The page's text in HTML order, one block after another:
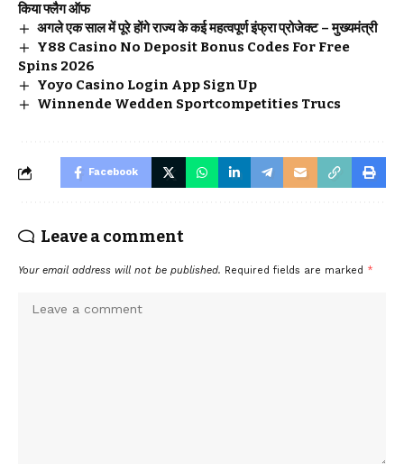
किया फ्लैग ऑफ
अगले एक साल में पूरे होंगे राज्य के कई महत्वपूर्ण इंफ्रा प्रोजेक्ट – मुख्यमंत्री
Y88 Casino No Deposit Bonus Codes For Free
Spins 2026
Yoyo Casino Login App Sign Up
Winnende Wedden Sportcompetities Trucs
Facebook
Leave a comment
Your email address will not be published. Required fields are marked *